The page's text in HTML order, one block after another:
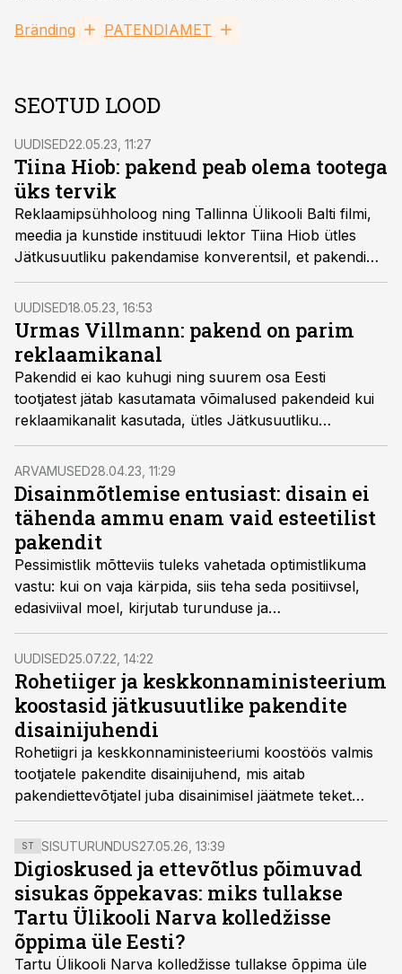
Bränding PATENDIAMET
SEOTUD LOOD
UUDISED22.05.23, 11:27
Tiina Hiob: pakend peab olema tootega
üks tervik
Reklaamipsühholoog ning Tallinna Ülikooli Balti filmi,
meedia ja kunstide instituudi lektor Tiina Hiob ütles
Jätkusuutliku pakendamise konverentsil, et pakendi
kujundus saab alguse brändist või tootest.
UUDISED18.05.23, 16:53
Urmas Villmann: pakend on parim
reklaamikanal
Pakendid ei kao kuhugi ning suurem osa Eesti
tootjatest jätab kasutamata võimalused pakendeid kui
reklaamikanalit kasutada, ütles Jätkusuutliku
pakendamise konverentsil agentuuri Kontuur Leo
Burnett juhatuse liige ja loovjuht Urmas Villmann.
ARVAMUSED28.04.23, 11:29
Disainmõtlemise entusiast: disain ei
tähenda ammu enam vaid esteetilist
pakendit
Pessimistlik mõtteviis tuleks vahetada optimistlikuma
vastu: kui on vaja kärpida, siis teha seda positiivsel,
edasiviival moel, kirjutab turunduse ja
kommunikatsiooni ekspert, teenusdisaini ja juhtimise
magistrant Heili Klandorf-Järvsoo.
UUDISED25.07.22, 14:22
Rohetiiger ja keskkonnaministeerium
koostasid jätkusuutlike pakendite
disainijuhendi
Rohetiigri ja keskkonnaministeeriumi koostöös valmis
tootjatele pakendite disainijuhend, mis aitab
pakendiettevõtjatel juba disainimisel jäätmete teket
ennetada ning keskkonnamõjusid vähendada.
ST SISUTURUNDUS27.05.26, 13:39
Digioskused ja ettevõtlus põimuvad
sisukas õppekavas: miks tullakse
Tartu Ülikooli Narva kolledžisse
õppima üle Eesti?
Tartu Ülikooli Narva kolledžisse tullakse õppima üle